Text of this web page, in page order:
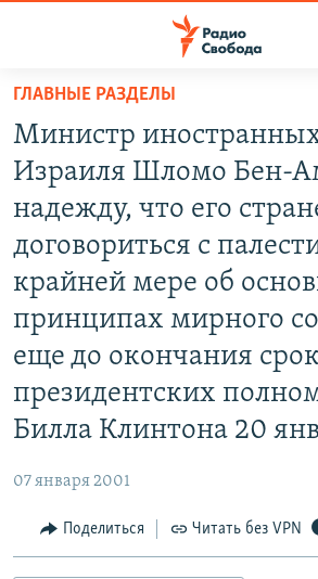
упрощенного
доступа
Вернуться
основному
содержанию
Вернутся
главной
навигации
поиску
АВТОРСКИЕ ПРОЕКТЫ
МНЕНИЯ
КУЛЬТУРА
IDEL.РЕАЛИИ
КАВКАЗ.РЕАЛИИ
СЕВЕР.РЕАЛИИ
ПОДПИШИТЕСЬ НА РАССЫЛКУ
ГЛАВНЫЕ РАЗДЕЛЫ
Министр
Израиля Шломо Бен-
надежду, что его
договориться с
крайней мере об
принципах мирного
еще до окончания
президентских
Билла Клинтона 20
07 января 2001
Поделиться Читать без VPN